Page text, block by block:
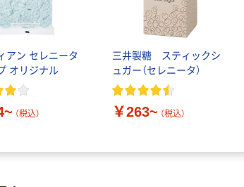
アン セレニータ
オリジナル
（税込）
三井製糖 スティックシ
ュガー（セレニータ）
￥263~ （税込）